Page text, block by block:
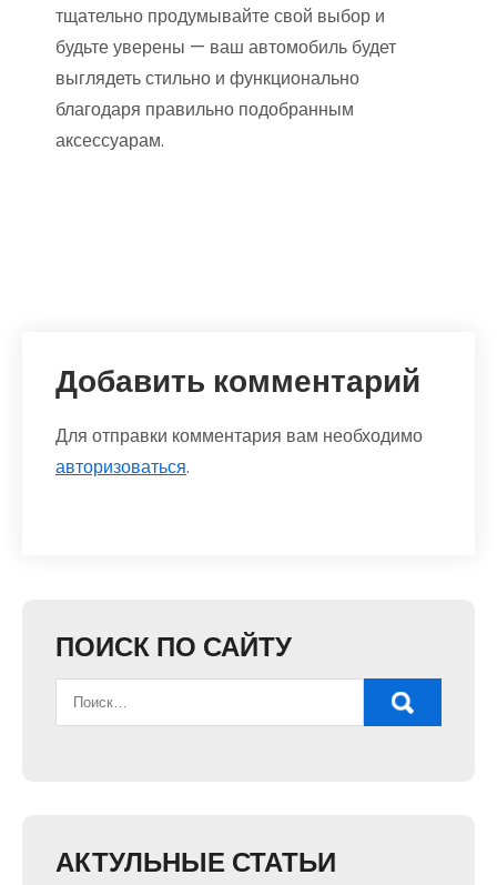
тщательно продумывайте свой выбор и
будьте уверены — ваш автомобиль будет
выглядеть стильно и функционально
благодаря правильно подобранным
аксессуарам.
Добавить комментарий
Для отправки комментария вам необходимо
авторизоваться.
ПОИСК ПО САЙТУ
АКТУЛЬНЫЕ СТАТЬИ